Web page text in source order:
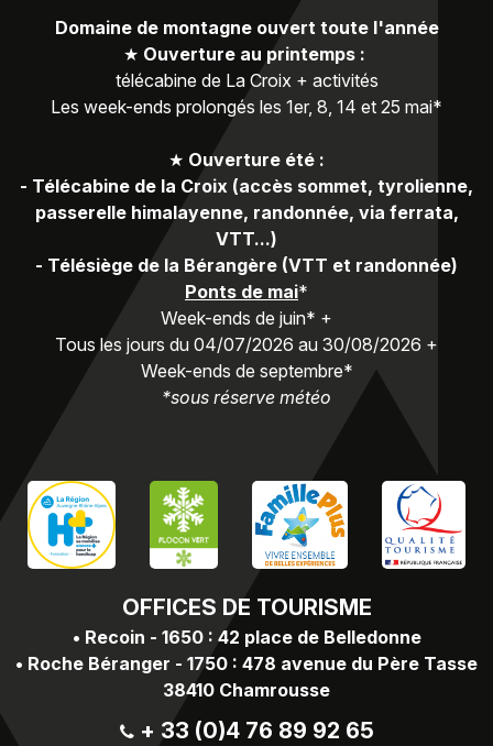
OFFICES DE TOURISME
• Recoin - 1650 : 42 place de Belledonne
• Roche Béranger - 1750 : 478 avenue du Père Tasse
38410 Chamrousse
+ 33 (0)4 76 89 92 65
Domaine de montagne ouvert toute l'année
★ Ouverture au printemps :
télécabine de La Croix + activités
Les week-ends prolongés les 1er, 8, 14 et 25 mai*
★ Ouverture été :
- Télécabine de la Croix (accès sommet, tyrolienne,
passerelle himalayenne, randonnée, via ferrata,
VTT...)
- Télésiège de la Bérangère (VTT et randonnée)
Ponts de mai*
Week-ends de juin* +
Tous les jours du 04/07/2026 au 30/08/2026 +
Week-ends de septembre*
*sous réserve météo